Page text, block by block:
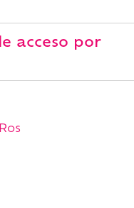
acceso por